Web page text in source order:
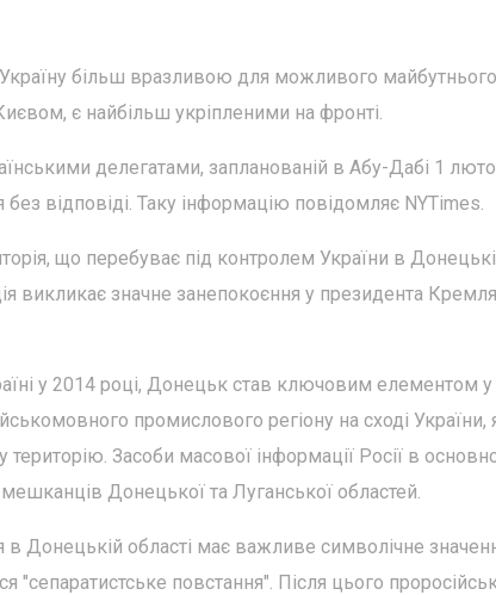
більш вразливою для можливого майбутнього
є найбільш укріпленими на фронті.
делегатами, запланованій в Абу-Дабі 1
відповіді. Таку інформацію повідомляє NYTimes.
що перебуває під контролем України в
викликає значне занепокоєння у президента
у 2014 році, Донецьк став ключовим елементом
промислового регіону на сході
територію. Засоби масової інформації Росії в
Донецької та Луганської областей.
Донецькій області має важливе символічне
"сепаратистське повстання". Після цього